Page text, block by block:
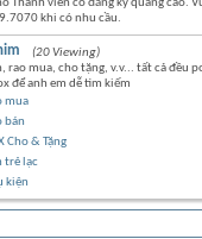
Thành viên có đăng ký quảng cáo.
khi có nhu cầu.
(20 Viewing)
rao mua, cho tặng, v.v... tất cả đều
để anh em dễ tìm kiếm
mua
bán
Cho & Tặng
trẻ lạc
kiện